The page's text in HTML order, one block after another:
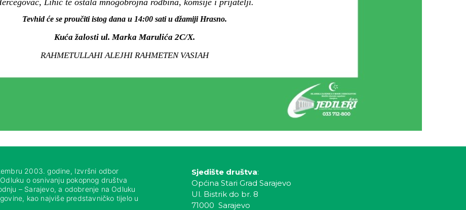
Lihić te ostala mnogobrojna rodbina, komšije i prijatelji.
Tevhid će se proučiti istog dana u 14:00 sati u džamiji Hrasno.
Kuća žalosti ul. Marka Marulića 2C/X.
RAHMETULLAHI ALEJHI RAHMETEN VASIAH
2003. godine, Izvršni odbor
o osnivanju pokopnog društva
– Sarajevo, a odobrenje na Odluku
kao najviše predstavničko tijelo u
Sjedište društva:
Općina Stari Grad Sarajevo
Ul. Bistrik do br. 8
71000 Sarajevo